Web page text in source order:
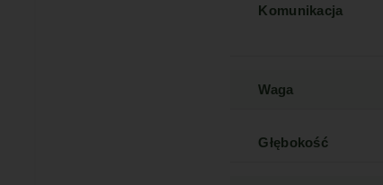
Komunikacja
Waga
Głębokość